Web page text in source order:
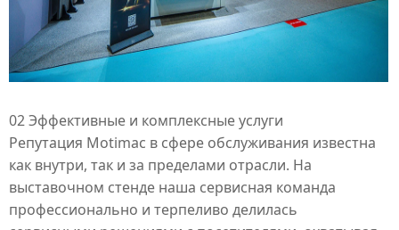
02 Эффективные и комплексные услуги
Репутация Motimac в сфере обслуживания известна
как внутри, так и за пределами отрасли. На
выставочном стенде наша сервисная команда
профессионально и терпеливо делилась